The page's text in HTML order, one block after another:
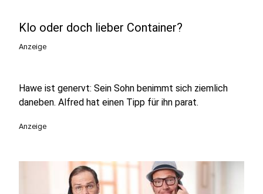
Klo oder doch lieber Container?
Anzeige
Hawe ist genervt: Sein Sohn benimmt sich ziemlich
daneben. Alfred hat einen Tipp für ihn parat.
Anzeige